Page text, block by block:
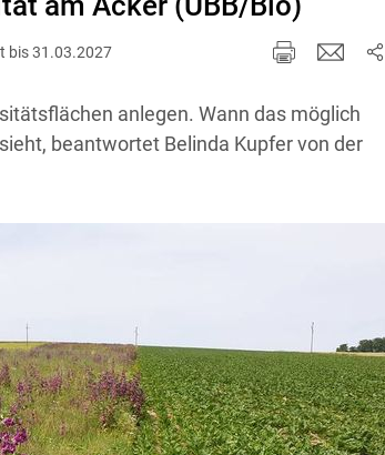
bis 31.03.2027
anlegen. Wann das möglich
beantwortet Belinda Kupfer von der